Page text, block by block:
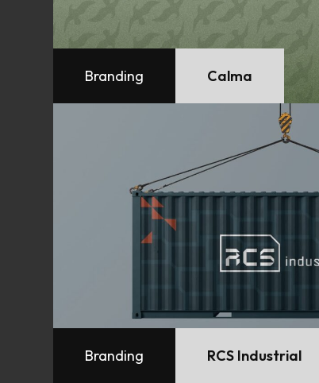
Branding Calma
Branding RCS Industrial